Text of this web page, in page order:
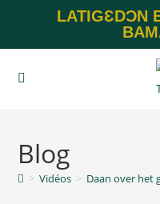
LATIGƐDƆN
Blog
> Vidéos > Daan over het